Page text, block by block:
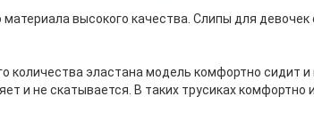
высокого качества. Слипы для
количества эластана модель комфортно сидит
и не скатывается. В таких трусиках комфортно